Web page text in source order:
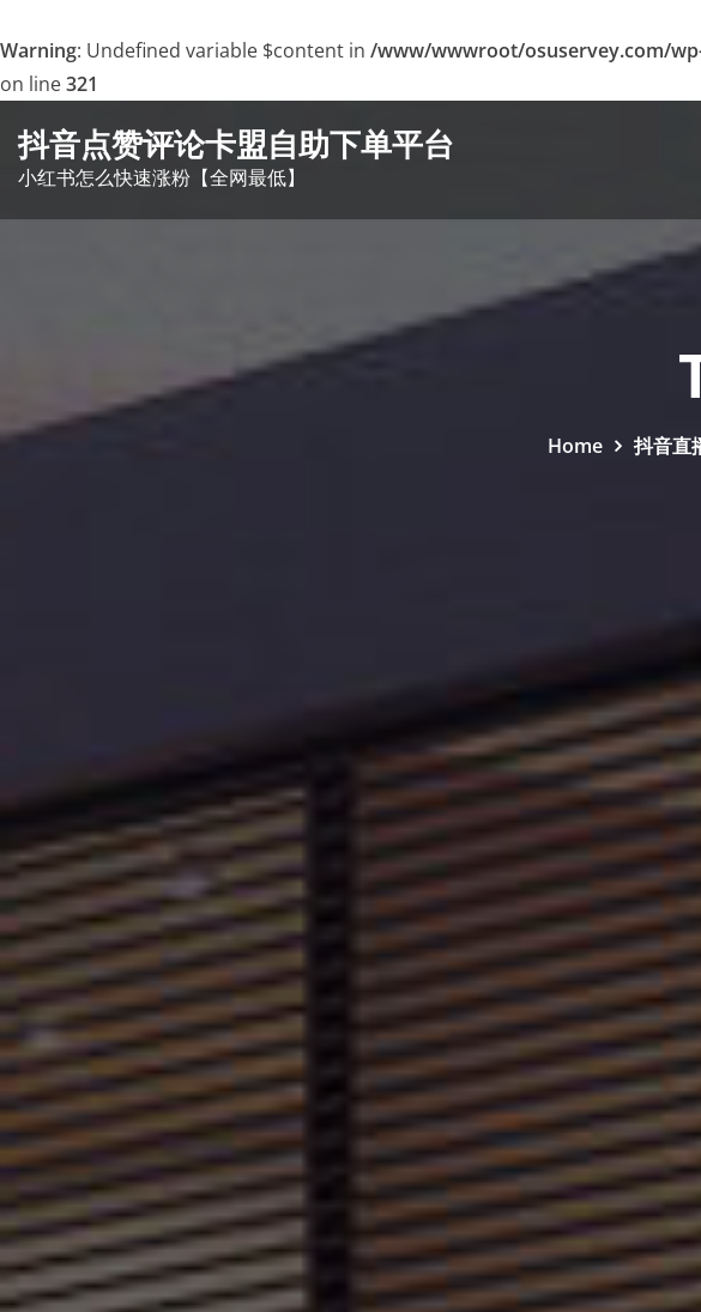
Warning: Undefined variable $content in /www/wwwroot/osuservey.com/
on line321
to
content
抖音点赞评论卡盟自助下单平台
小红书怎么快速涨粉【全网最低】
Home 抖音直